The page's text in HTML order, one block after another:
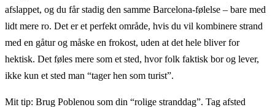
afslappet, og du får stadig den samme Barcelona-følelse – bare med
lidt mere ro. Det er et perfekt område, hvis du vil kombinere strand
med en gåtur og måske en frokost, uden at det hele bliver for
hektisk. Det føles mere som et sted, hvor folk faktisk bor og lever,
ikke kun et sted man “tager hen som turist”.
Mit tip: Brug Poblenou som din “rolige stranddag”. Tag afsted